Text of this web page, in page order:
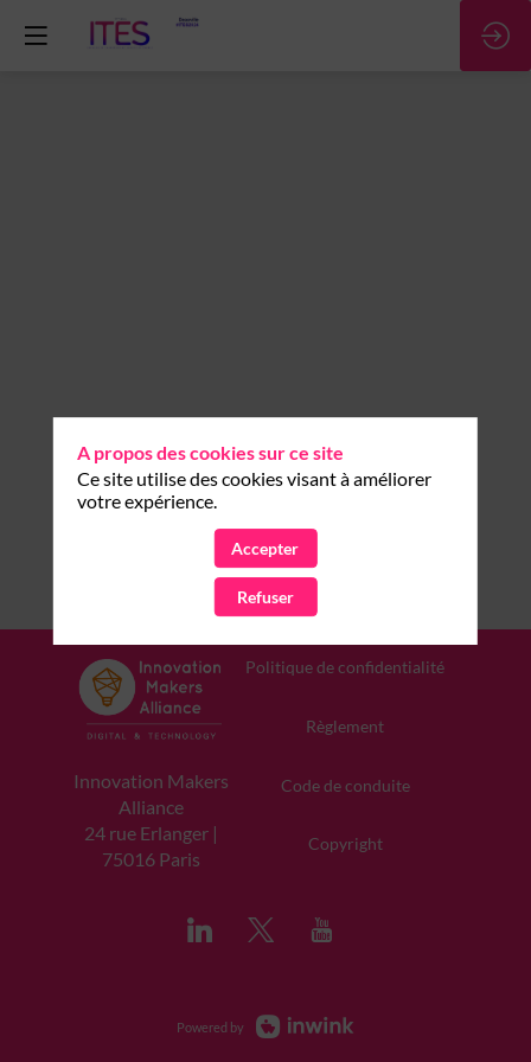
Innovation Makers
Alliance
24 rue Erlanger |
75016 Paris
Politique de confidentialité
Règlement
Code de conduite
Copyright
Powered by
A propos des cookies sur ce site
Ce site utilise des cookies visant à améliorer
votre expérience.
Accepter
Refuser